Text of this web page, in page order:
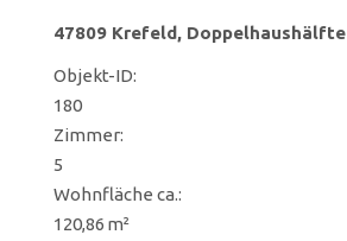
47809 Krefeld, Doppelhaushälfte
Objekt-ID:
180
Zimmer:
5
Wohnfläche ca.:
120,86 m²